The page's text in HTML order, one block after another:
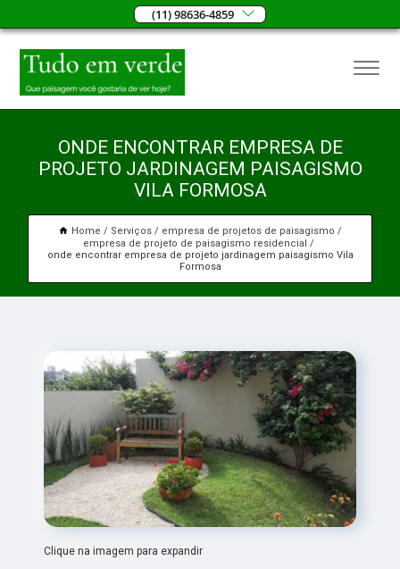
(11) 98636-4859
ONDE ENCONTRAR EMPRESA DE
PROJETO JARDINAGEM PAISAGISMO
VILA FORMOSA
Home Serviços
empresa de projetos de paisagismo
empresa de projeto de paisagismo residencial
onde encontrar empresa de projeto jardinagem paisagismo Vila
Formosa
Clique na imagem para expandir